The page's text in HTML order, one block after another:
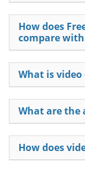
How does
compare with
What is
What are the
How does